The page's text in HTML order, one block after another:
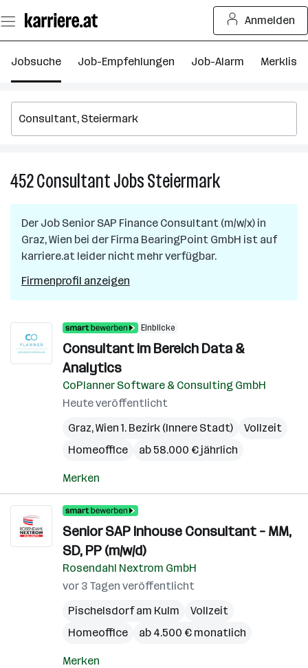
Seiteninhalt
springen
Anmelden
Jobsuche Job-Empfehlungen Job-Alarm Merkliste
452ConsultantJobsSteiermark452
in
Steiermark
Der Job Senior SAP Finance Consultant (m/w/x) in
Graz, Wien bei der Firma BearingPoint GmbH ist auf
karriere.at leider nicht mehr verfügbar.
Firmenprofil anzeigen
Einblicke
Consultant im Bereich Data &
Analytics
CoPlanner Software & Consulting GmbH
Heute veröffentlicht
Graz,Wien 1. Bezirk (Innere Stadt)
Vollzeit
Homeoffice
ab 58.000 € jährlich
Merken
Senior SAP Inhouse Consultant – MM,
SD, PP (m/w/d)
Rosendahl Nextrom GmbH
vor 3 Tagen veröffentlicht
Pischelsdorf am Kulm
Vollzeit
Homeoffice
ab 4.500 € monatlich
Merken